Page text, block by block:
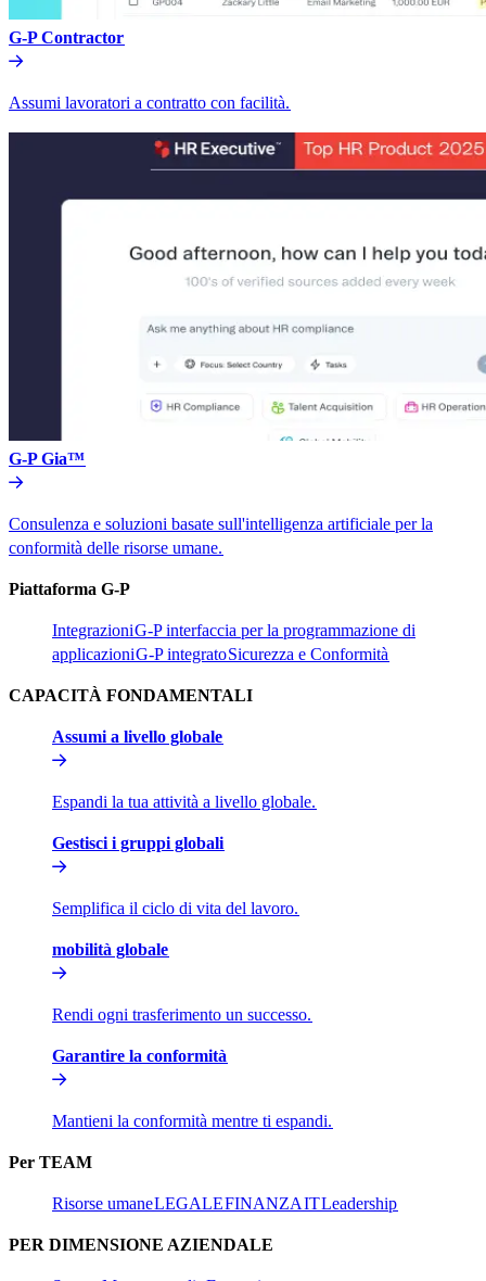
G-P Contractor​​
Assumi lavoratori a contratto con facilità.​​
G-P Gia™​​
Consulenza e soluzioni basate sull'intelligenza artificiale per la
conformità delle risorse umane.​​
Piattaforma G-P​​
Integrazioni​​G-P interfaccia per la programmazione di
applicazioni​​G-P integrato​​Sicurezza e Conformità​​
CAPACITÀ FONDAMENTALI​​
Assumi a livello globale​​
Espandi la tua attività a livello globale.​​
Gestisci i gruppi globali​​
Semplifica il ciclo di vita del lavoro.​​
mobilità globale​​
Rendi ogni trasferimento un successo.​​
Garantire la conformità​​
Mantieni la conformità mentre ti espandi.​​
Per TEAM​​
Risorse umane​​LEGALE​​FINANZA​​IT​​Leadership​​
PER DIMENSIONE AZIENDALE​​